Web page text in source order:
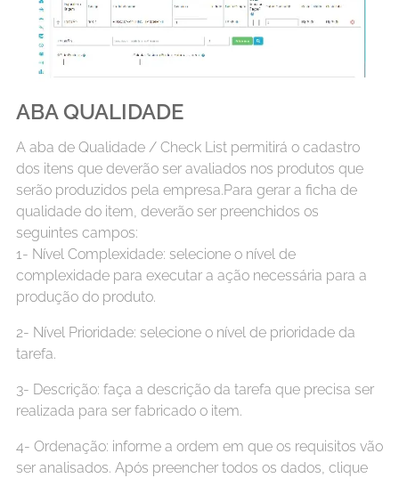
ABA QUALIDADE
A aba de Qualidade / Check List permitirá o cadastro
dos itens que deverão ser avaliados nos produtos que
serão produzidos pela empresa.Para gerar a ficha de
qualidade do item, deverão ser preenchidos os
seguintes campos:
1- Nível Complexidade: selecione o nível de
complexidade para executar a ação necessária para a
produção do produto.
2- Nível Prioridade: selecione o nível de prioridade da
tarefa.
3- Descrição: faça a descrição da tarefa que precisa ser
realizada para ser fabricado o item.
4- Ordenação: informe a ordem em que os requisitos vão
ser analisados. Após preencher todos os dados, clique